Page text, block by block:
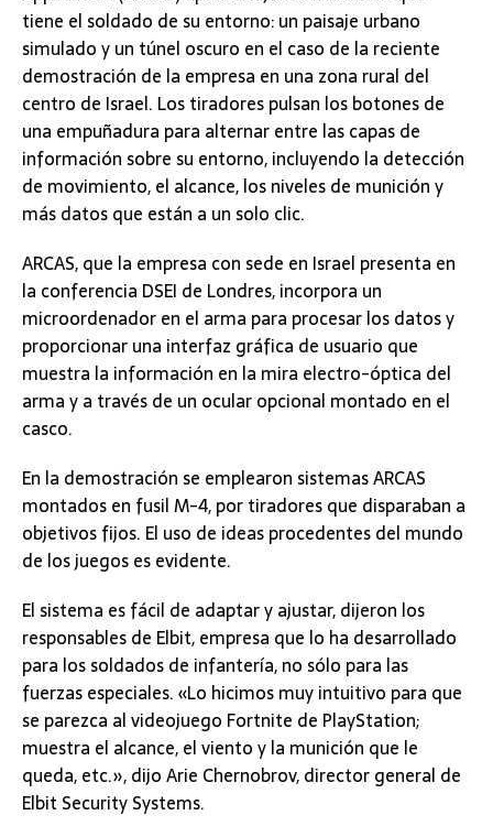
tiene el soldado de su entorno: un paisaje urbano
simulado y un túnel oscuro en el caso de la reciente
demostración de la empresa en una zona rural del
centro de Israel. Los tiradores pulsan los botones de
una empuñadura para alternar entre las capas de
información sobre su entorno, incluyendo la detección
de movimiento, el alcance, los niveles de munición y
más datos que están a un solo clic.
ARCAS, que la empresa con sede en Israel presenta en
la conferencia DSEI de Londres, incorpora un
microordenador en el arma para procesar los datos y
proporcionar una interfaz gráfica de usuario que
muestra la información en la mira electro-óptica del
arma y a través de un ocular opcional montado en el
casco.
En la demostración se emplearon sistemas ARCAS
montados en fusil M-4, por tiradores que disparaban a
objetivos fijos. El uso de ideas procedentes del mundo
de los juegos es evidente.
El sistema es fácil de adaptar y ajustar, dijeron los
responsables de Elbit, empresa que lo ha desarrollado
para los soldados de infantería, no sólo para las
fuerzas especiales. «Lo hicimos muy intuitivo para que
se parezca al videojuego Fortnite de PlayStation;
muestra el alcance, el viento y la munición que le
queda, etc.», dijo Arie Chernobrov, director general de
Elbit Security Systems.